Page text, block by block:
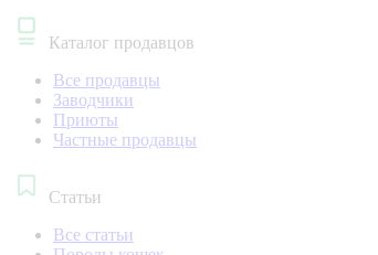
Каталог продавцов
Все продавцы
Заводчики
Приюты
Частные продавцы
Статьи
Все статьи